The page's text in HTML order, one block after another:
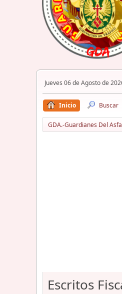
Jueves 06 de Agosto de
Inicio Buscar
GDA.-Guardianes Del
Escritos